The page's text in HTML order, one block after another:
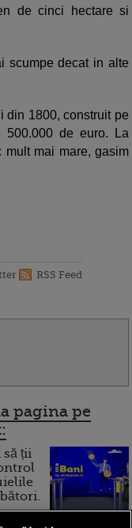
de cinci hectare si
scumpe decat in alte
din 1800, construit pe
500.000 de euro. La
mult mai mare, gasim
RSS Feed
pagina pe
să ții